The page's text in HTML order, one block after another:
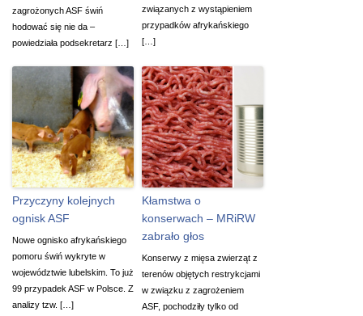
zagrożonych ASF świń
hodować się nie da –
powiedziała podsekretarz […]
związanych z wystąpieniem
przypadków afrykańskiego
[…]
Przyczyny kolejnych
ognisk ASF
Nowe ognisko afrykańskiego
pomoru świń wykryte w
województwie lubelskim. To już
99 przypadek ASF w Polsce. Z
analizy tzw. […]
Kłamstwa o
konserwach – MRiRW
zabrało głos
Konserwy z mięsa zwierząt z
terenów objętych restrykcjami
w związku z zagrożeniem
ASF, pochodziły tylko od